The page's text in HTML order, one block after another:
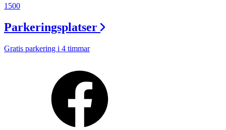
1500
Parkeringsplatser
Gratis parkering i 4 timmar